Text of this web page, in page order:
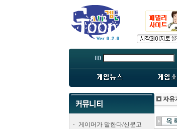
ID
게이머가 말한다/신문고
자유